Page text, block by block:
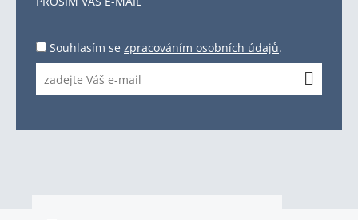
Souhlasím se zpracováním osobních údajů.